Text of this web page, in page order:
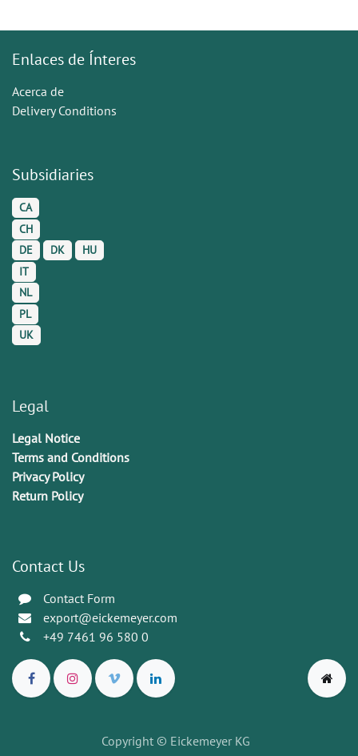
Enlaces de Ínteres
Acerca de
Delivery Conditions
Subsidiaries
CA
CH
DE
DK
HU
IT
NL
PL
UK
Legal
Legal Notice
Terms and Conditions
Privacy Policy
Return Policy
Contact Us
Contact Form
export@eickemeyer.com
+49 7461 96 580 0
Copyright © Eickemeyer KG